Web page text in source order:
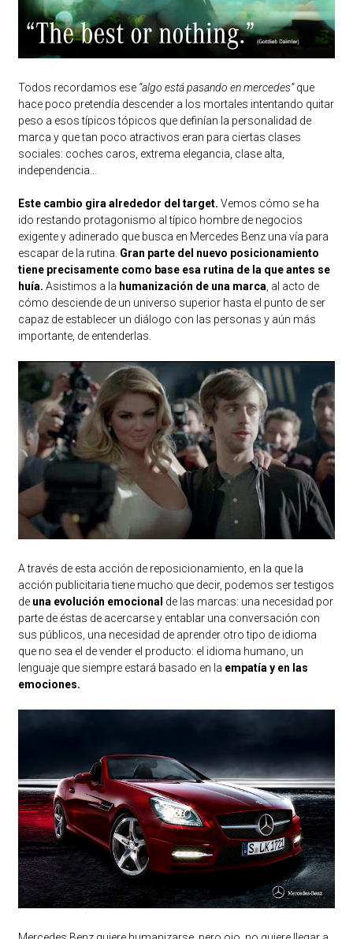
Todos recordamos ese “algo está pasando en mercedes”que
hace poco pretendía descender a los mortales intentando quitar
peso a esos típicos tópicos que definían la personalidad de
marca y que tan poco atractivos eran para ciertas clases
sociales: coches caros, extrema elegancia, clase alta,
independencia…
Este cambio gira alrededor del target. Vemos cómo se ha
ido restando protagonismo al típico hombre de negocios
exigente y adinerado que busca en Mercedes Benz una vía para
escapar de la rutina. Gran parte del nuevo posicionamiento
tiene precisamente como base esa rutina de la que antes se
huía. Asistimos a la humanización de una marca , al acto de
cómo desciende de un universo superior hasta el punto de ser
capaz de establecer un diálogo con las personas y aún más
importante, de entenderlas.
A través de esta acción de reposicionamiento, en la que la
acción publicitaria tiene mucho que decir, podemos ser testigos
deuna evolución emocional de las marcas: una necesidad por
parte de éstas de acercarse y entablar una conversación con
sus públicos, una necesidad de aprender otro tipo de idioma
que no sea el de vender el producto: el idioma humano, un
lenguaje que siempre estará basado en la empatía y en las
emociones.